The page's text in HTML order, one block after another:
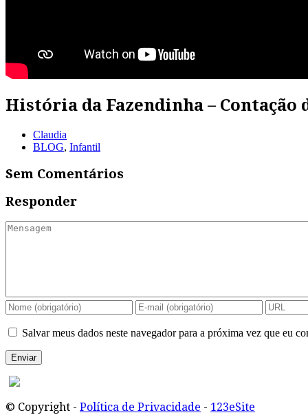
História da Fazendinha –
Claudia
BLOG, Infantil
Sem Comentários
Responder
Salvar meus dados neste navegador para a próxima vez que eu
© Copyright - Política de Privacidade - 123eSite